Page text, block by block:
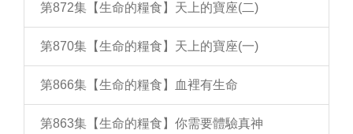
第872集【生命的糧食】天上的寶座(二)
第870集【生命的糧食】天上的寶座(一)
第866集【生命的糧食】血裡有生命
第863集【生命的糧食】你需要體驗真神